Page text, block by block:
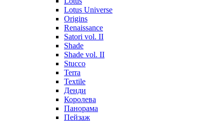
Lotus Universe
Origins
Renaissance
Satori vol. II
Shade
Shade vol. II
Stucco
Terra
Textile
Денди
Королева
Панорама
Пейзаж